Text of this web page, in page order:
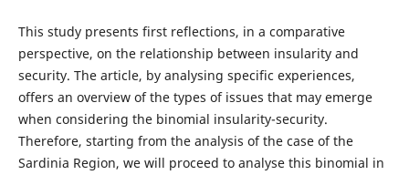
This study presents first reflections, in a comparative
perspective, on the relationship between insularity and
security. The article, by analysing specific experiences,
offers an overview of the types of issues that may emerge
when considering the binomial insularity-security.
Therefore, starting from the analysis of the case of the
Sardinia Region, we will proceed to analyse this binomial in